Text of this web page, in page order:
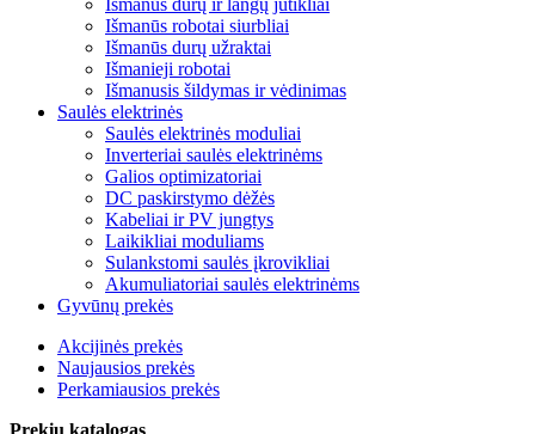
Išmanūs durų ir langų jutikliai
Išmanūs robotai siurbliai
Išmanūs durų užraktai
Išmanieji robotai
Išmanusis šildymas ir vėdinimas
Saulės elektrinės
Saulės elektrinės moduliai
Inverteriai saulės elektrinėms
Galios optimizatoriai
DC paskirstymo dėžės
Kabeliai ir PV jungtys
Laikikliai moduliams
Sulankstomi saulės įkrovikliai
Akumuliatoriai saulės elektrinėms
Gyvūnų prekės
Akcijinės prekės
Naujausios prekės
Perkamiausios prekės
Prekių katalogas